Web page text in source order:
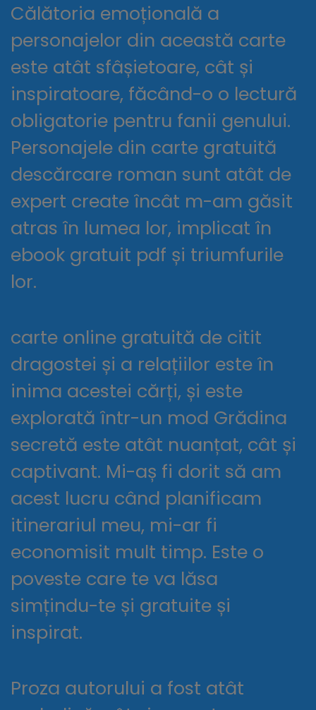
Călătoria emoțională a
personajelor din această carte
este atât sfâșietoare, cât și
inspiratoare, făcând-o o lectură
obligatorie pentru fanii genului.
Personajele din carte gratuită
descărcare roman sunt atât de
expert create încât m-am găsit
atras în lumea lor, implicat în
ebook gratuit pdf și triumfurile
lor.
carte online gratuită de citit
dragostei și a relațiilor este în
inima acestei cărți, și este
explorată într-un mod Grădina
secretă este atât nuanțat, cât și
captivant. Mi-aș fi dorit să am
acest lucru când planificam
itinerariul meu, mi-ar fi
economisit mult timp. Este o
poveste care te va lăsa
simțindu-te și gratuite și
inspirat.
Proza autorului a fost atât